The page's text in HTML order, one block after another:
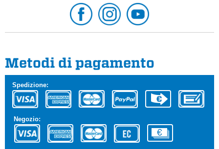
Metodi di pagamento
Spedizione:
Negozio: